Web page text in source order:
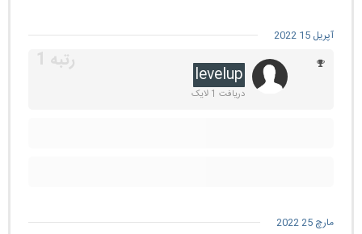
آپریل 15 2022
levelup
دریافت 1 لایک
مارچ 25 2022